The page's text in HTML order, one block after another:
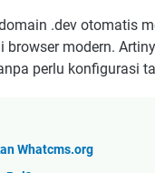
.dev otomatis
modern.
perlu konfigurasi
Whatcms.org